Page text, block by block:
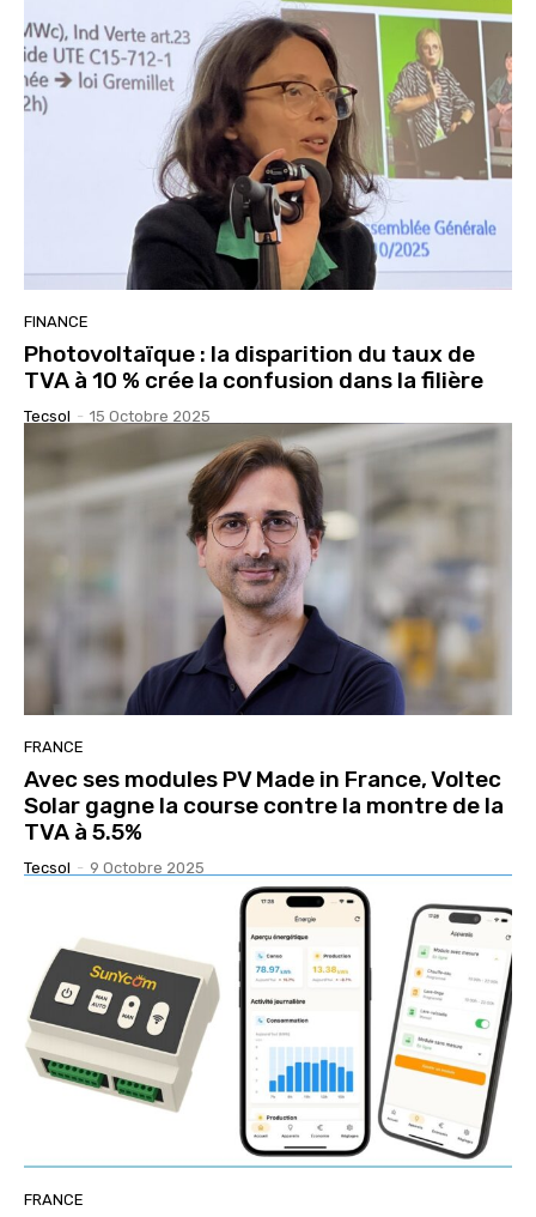
FINANCE
Photovoltaïque : la disparition du taux de
TVA à 10 % crée la confusion dans la filière
Tecsol - 15 Octobre 2025
FRANCE
Avec ses modules PV Made in France, Voltec
Solar gagne la course contre la montre de la
TVA à 5.5%
Tecsol - 9 Octobre 2025
FRANCE